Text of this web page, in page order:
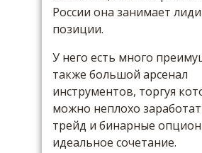
России она занимает
позиции.
У него есть много
также большой арсенал
инструментов, торгуя
можно неплохо
трейд и бинарные
идеальное сочетание.